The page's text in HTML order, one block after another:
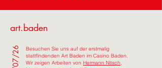
art.baden
Besuchen Sie uns auf der erstmalig
stattfindenden Art Baden im Casino Baden.
Wir zeigen Arbeiten von Hermann Nitsch,